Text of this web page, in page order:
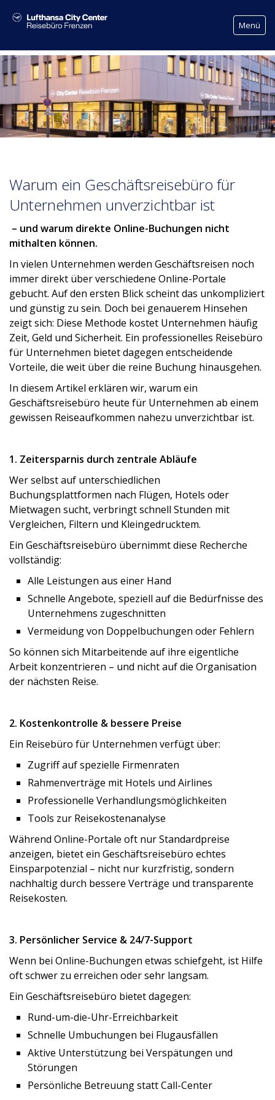
Menü
Reisemanagement
Airline Firmenprogramme: Benefits für Unternehmen
Geschäftsreisen buchen: Online und Offline
Reisekosten Auswertung & Dienstreise-Reports
Abrechnung von Geschäftsreisen
Kostenübernahme Hotel
Reisesicherheit auf Geschäftsreisen
Gruppenflüge
Incentivereisen
Reisebüro für Unternehmen
Lufthansa Reisebüro
Geschäftsreisen und Nachhaltigkeit
Geschäftsreise‑Versicherung für Firmen
Geschäftsreise-News
Über uns
Warum ein Geschäftsreisebüro für
Unternehmen unverzichtbar ist
– und warum direkte Online-Buchungen nicht
mithalten können.
In vielen Unternehmen werden Geschäftsreisen noch
immer direkt über verschiedene Online-Portale
gebucht. Auf den ersten Blick scheint das unkompliziert
und günstig zu sein. Doch bei genauerem Hinsehen
zeigt sich: Diese Methode kostet Unternehmen häufig
Zeit, Geld und Sicherheit. Ein professionelles Reisebüro
für Unternehmen bietet dagegen entscheidende
Vorteile, die weit über die reine Buchung hinausgehen.
In diesem Artikel erklären wir, warum ein
Geschäftsreisebüro heute für Unternehmen ab einem
gewissen Reiseaufkommen nahezu unverzichtbar ist.
1. Zeitersparnis durch zentrale Abläufe
Wer selbst auf unterschiedlichen
Buchungsplattformen nach Flügen, Hotels oder
Mietwagen sucht, verbringt schnell Stunden mit
Vergleichen, Filtern und Kleingedrucktem.
Ein Geschäftsreisebüro übernimmt diese Recherche
vollständig:
Alle Leistungen aus einer Hand
Schnelle Angebote, speziell auf die Bedürfnisse des
Unternehmens zugeschnitten
Vermeidung von Doppelbuchungen oder Fehlern
So können sich Mitarbeitende auf ihre eigentliche
Arbeit konzentrieren – und nicht auf die Organisation
der nächsten Reise.
2. Kostenkontrolle & bessere Preise
Ein Reisebüro für Unternehmen verfügt über:
Zugriff auf spezielle Firmenraten
Rahmenverträge mit Hotels und Airlines
Professionelle Verhandlungsmöglichkeiten
Tools zur Reisekostenanalyse
Während Online-Portale oft nur Standardpreise
anzeigen, bietet ein Geschäftsreisebüro echtes
Einsparpotenzial – nicht nur kurzfristig, sondern
nachhaltig durch bessere Verträge und transparente
Reisekosten.
3. Persönlicher Service & 24/7-Support
Wenn bei Online-Buchungen etwas schiefgeht, ist Hilfe
oft schwer zu erreichen oder sehr langsam.
Ein Geschäftsreisebüro bietet dagegen:
Rund-um-die-Uhr-Erreichbarkeit
Schnelle Umbuchungen bei Flugausfällen
Aktive Unterstützung bei Verspätungen und
Störungen
Persönliche Betreuung statt Call-Center